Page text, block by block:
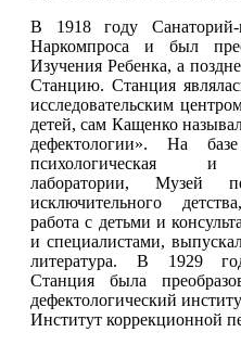
В 1918 году
Наркомпроса и был
Изучения Ребенка, а
Станцию. Станция
исследовательским
детей, сам Кащенко
дефектологии». На
психологическая и
лаборатории, Музей
исключительного
работа с детьми и
и специалистами,
литература. В 1929
Станция была
дефектологический
Институт коррекционной